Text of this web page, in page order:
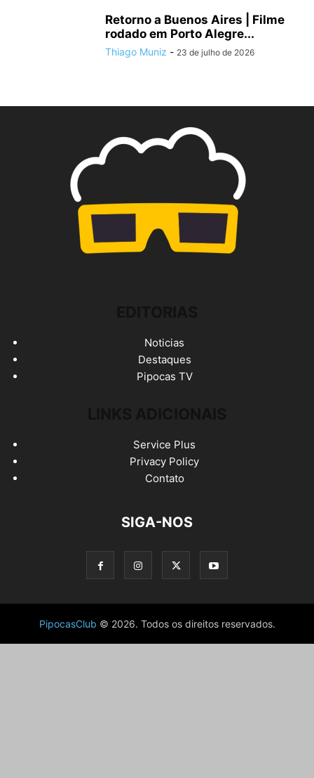
Retorno a Buenos Aires | Filme
rodado em Porto Alegre...
Thiago Muniz - 23 de julho de 2026
Noticias
Destaques
Pipocas TV
Service Plus
Privacy Policy
Contato
SIGA-NOS
PipocasClub © 2026. Todos os direitos reservados.